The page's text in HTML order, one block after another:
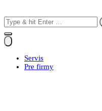
Search
for:
Servis
Pre firmy